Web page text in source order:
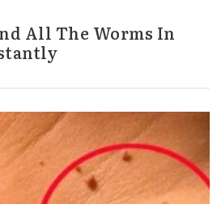
All The Worms In